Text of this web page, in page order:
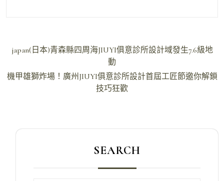
文
導
japan(日本)青森縣四周海JIUYI俱意診所設計域發生7.6級地
動
機甲雄獅炸場！廣州JIUYI俱意診所設計首屆工匠節邀你解鎖
技巧狂歡
SEARCH